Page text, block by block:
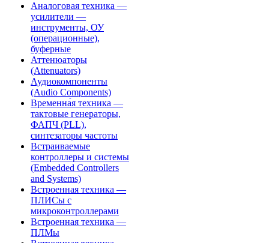
Аналоговая техника —
усилители —
инструменты, ОУ
(операционные),
буферные
Аттенюаторы
(Attenuators)
Аудиокомпоненты
(Audio Components)
Временна́я техника —
тактовые генераторы,
ФАПЧ (PLL),
синтезаторы частоты
Встраиваемые
контроллеры и системы
(Embedded Controllers
and Systems)
Встроенная техника —
ПЛИСы с
микроконтроллерами
Встроенная техника —
ПЛМы